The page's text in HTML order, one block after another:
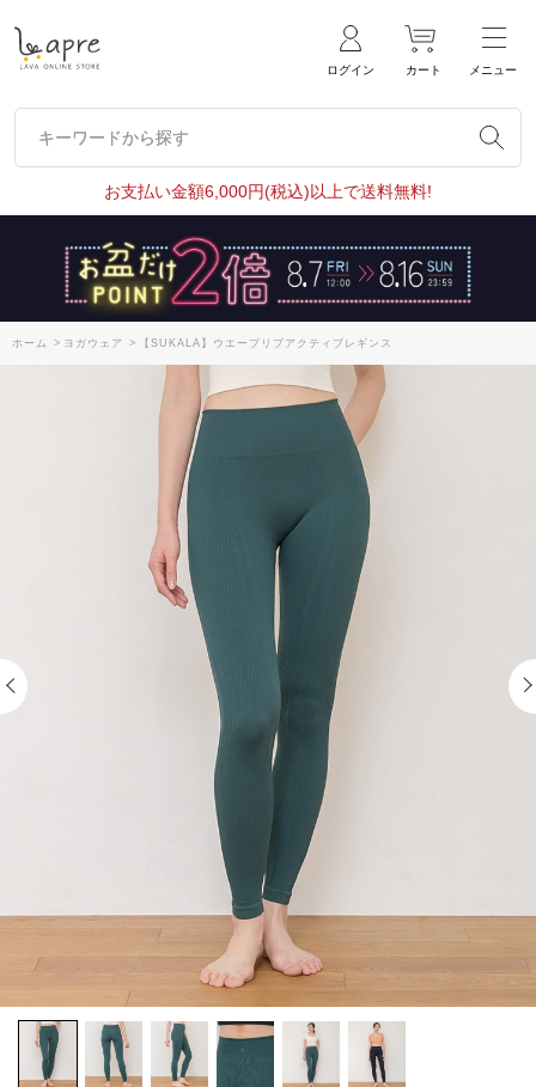
ログイン カート メニュー
キーワードから探す
キーワードから探す
お支払い金額6,000円(税込)以上で送料無料!
ホーム > ヨガウェア > 【SUKALA】ウエーブリブアクティブレギンス